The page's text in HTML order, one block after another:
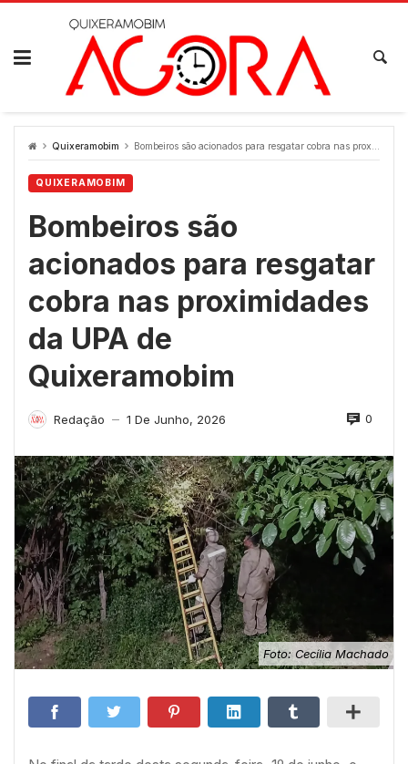
Skip
Quixeramobim Bombeiros são acionados para resgatar cobra nas proximidades da UPA de Quixeramobim
QUIXERAMOBIM
Bombeiros são
acionados para resgatar
cobra nas proximidades
da UPA de
Quixeramobim
Redação — 1 De Junho, 2026 0
Foto: Cecília Machado